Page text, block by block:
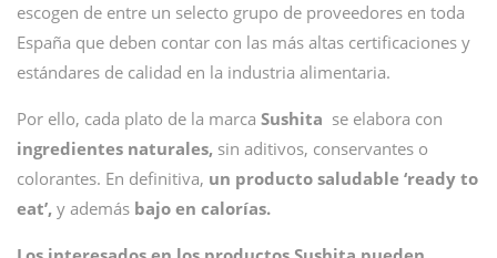
escogen de entre un selecto grupo de proveedores en toda
España que deben contar con las más altas certificaciones y
estándares de calidad en la industria alimentaria.
Por ello, cada plato de la marca Sushita se elabora con
ingredientes naturales, sin aditivos, conservantes o
colorantes. En definitiva, un producto saludable ‘ready to
eat’, y además bajo en calorías.